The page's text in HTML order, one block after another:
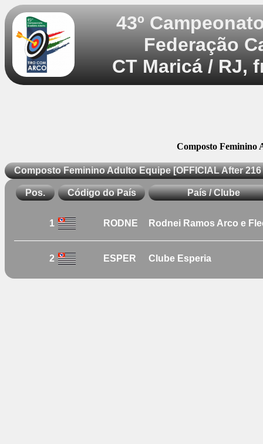
43º
Federação
CT Maricá / RJ,
Composto
Composto Feminino Adulto Equipe [OFFICIAL After
Pos. Código do País País / Clube
1 RODNE Rodnei Ramos Arco e
2 ESPER Clube Esperia